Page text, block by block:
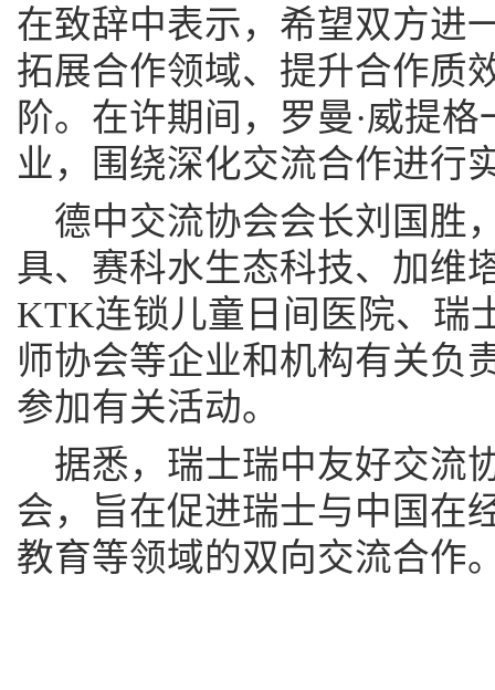
在致辞中表示，希望双方进
拓展合作领域、提升合作质
阶。在许期间，罗曼·威提
业，围绕深化交流合作进行
德中交流协会会长刘国胜
具、赛科水生态科技、加维
KTK连锁儿童日间医院、瑞
师协会等企业和机构有关负
参加有关活动。
据悉，瑞士瑞中友好交流
会，旨在促进瑞士与中国在
教育等领域的双向交流合作